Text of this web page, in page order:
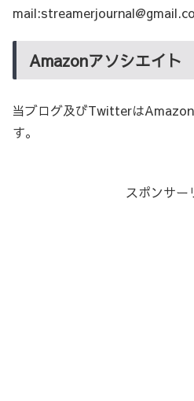
Amazonアソシエイト
当ブログ及びTwitterは
す。
スポンサー